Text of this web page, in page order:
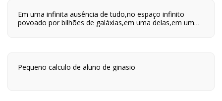
Em uma infinita ausência de tudo,no espaço infinito
povoado por bilhões de galáxias,em uma delas,em um
Pequeno calculo de aluno de ginasio